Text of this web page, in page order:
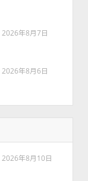
2026年8月7日
2026年8月6日
2026年8月10日